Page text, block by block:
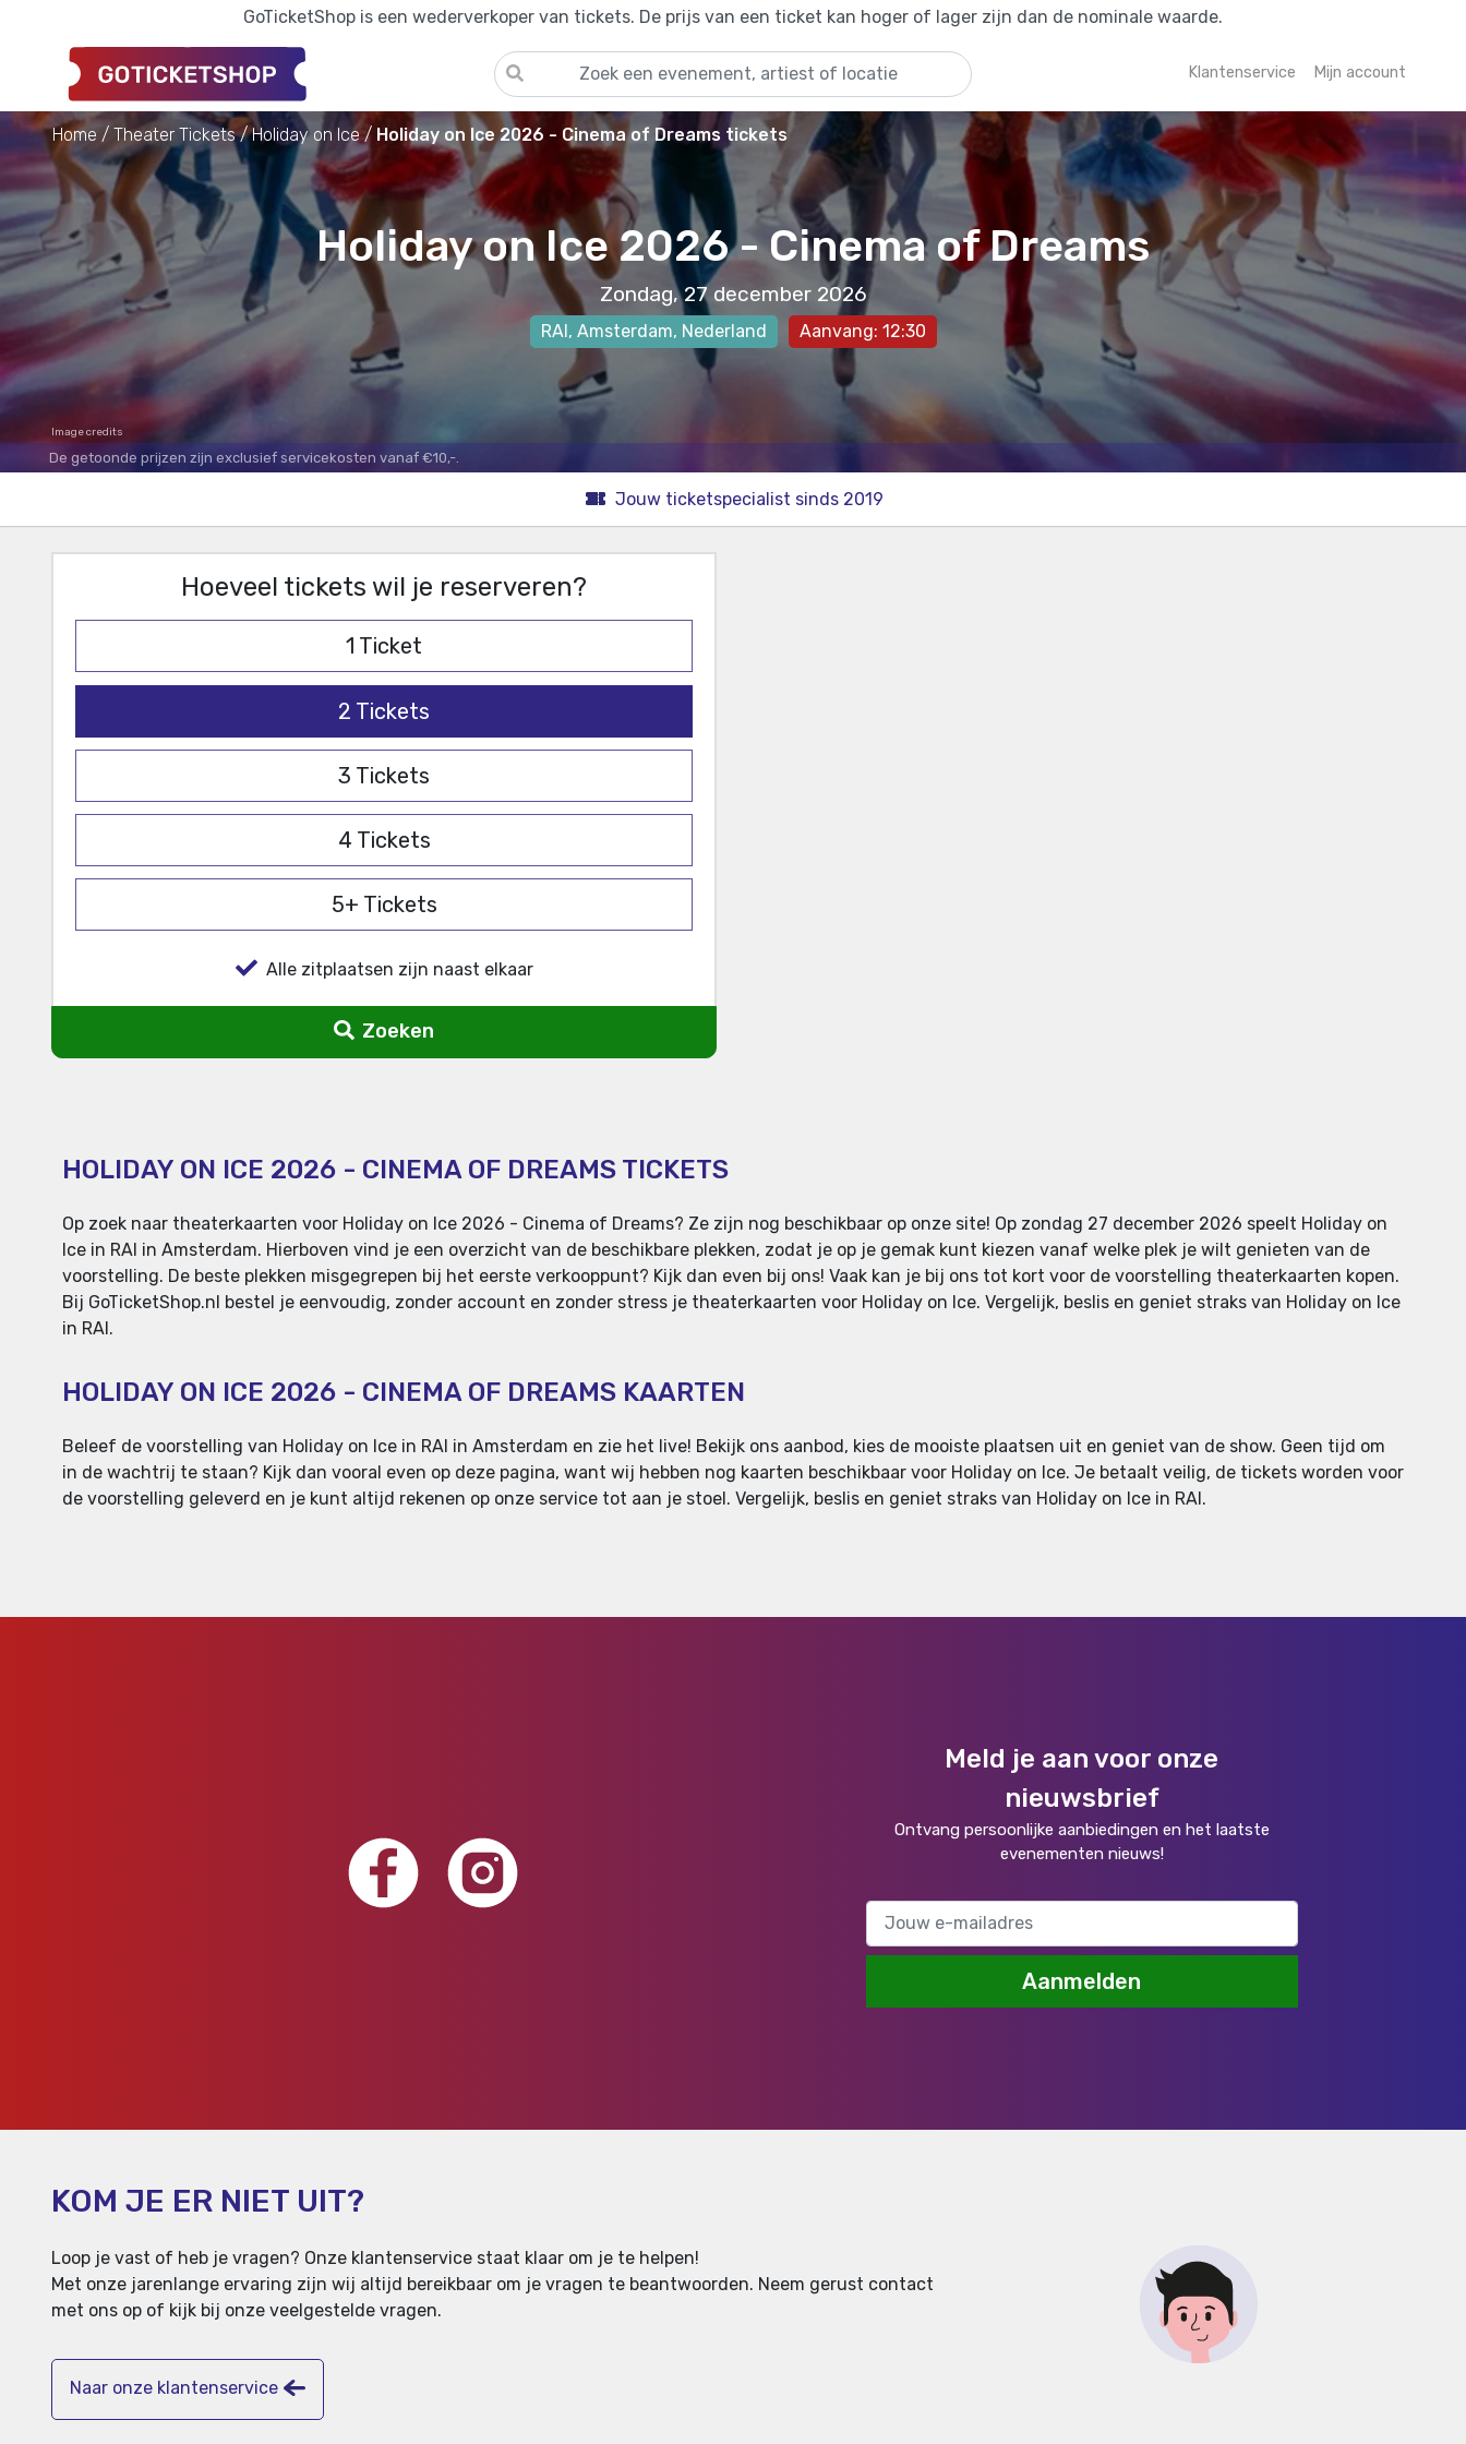
GoTicketShop is een wederverkoper van tickets. De prijs van een ticket kan hoger of lager zijn dan de nominale waarde.
Klantenservice Mijn account
Home Theater Tickets Holiday on Ice Holiday on Ice 2026 - Cinema of Dreams tickets
Holiday on Ice 2026 - Cinema of Dreams
Zondag, 27 december 2026
RAI, Amsterdam, Nederland Aanvang: 12:30
Image credits
De getoonde prijzen zijn exclusief servicekosten vanaf €10,-.
Jouw ticketspecialist sinds 2019
Hoeveel tickets wil je reserveren?
1 Ticket
2 Tickets
3 Tickets
4 Tickets
5+ Tickets
Alle zitplaatsen zijn naast elkaar
Zoeken
HOLIDAY ON ICE 2026 - CINEMA OF DREAMS TICKETS
Op zoek naar theaterkaarten voor Holiday on Ice 2026 - Cinema of Dreams? Ze zijn nog beschikbaar op onze site! Op zondag 27 december 2026 speelt Holiday on
Ice in RAI in Amsterdam. Hierboven vind je een overzicht van de beschikbare plekken, zodat je op je gemak kunt kiezen vanaf welke plek je wilt genieten van de
voorstelling. De beste plekken misgegrepen bij het eerste verkooppunt? Kijk dan even bij ons! Vaak kan je bij ons tot kort voor de voorstelling theaterkaarten kopen.
Bij GoTicketShop.nl bestel je eenvoudig, zonder account en zonder stress je theaterkaarten voor Holiday on Ice. Vergelijk, beslis en geniet straks van Holiday on Ice
in RAI.
HOLIDAY ON ICE 2026 - CINEMA OF DREAMS KAARTEN
Beleef de voorstelling van Holiday on Ice in RAI in Amsterdam en zie het live! Bekijk ons aanbod, kies de mooiste plaatsen uit en geniet van de show. Geen tijd om
in de wachtrij te staan? Kijk dan vooral even op deze pagina, want wij hebben nog kaarten beschikbaar voor Holiday on Ice. Je betaalt veilig, de tickets worden voor
de voorstelling geleverd en je kunt altijd rekenen op onze service tot aan je stoel. Vergelijk, beslis en geniet straks van Holiday on Ice in RAI.
Meld je aan voor onze
nieuwsbrief
Ontvang persoonlijke aanbiedingen en het laatste
evenementen nieuws!
Aanmelden
KOM JE ER NIET UIT?
Loop je vast of heb je vragen? Onze klantenservice staat klaar om je te helpen!
Met onze jarenlange ervaring zijn wij altijd bereikbaar om je vragen te beantwoorden. Neem gerust contact
met ons op of kijk bij onze veelgestelde vragen.
Naar onze klantenservice